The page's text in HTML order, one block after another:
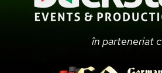
în parteneriat